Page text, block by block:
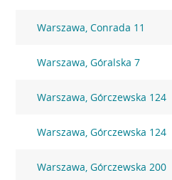
Warszawa, Conrada 11
Warszawa, Góralska 7
Warszawa, Górczewska 124
Warszawa, Górczewska 124
Warszawa, Górczewska 200